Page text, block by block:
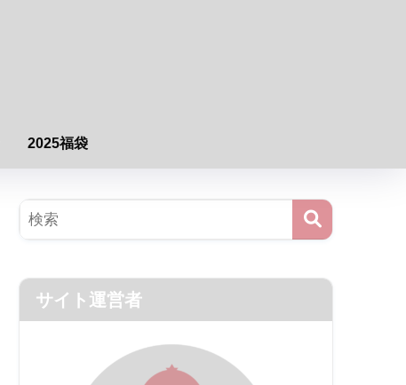
2025福袋
サイト運営者